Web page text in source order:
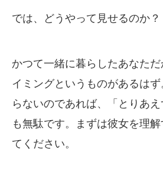
では、どうやって見せるのか？
かつて一緒に暮らしたあなた
イミングというものがあるは
らないのであれば、「とりあ
も無駄です。まずは彼女を理
てください。